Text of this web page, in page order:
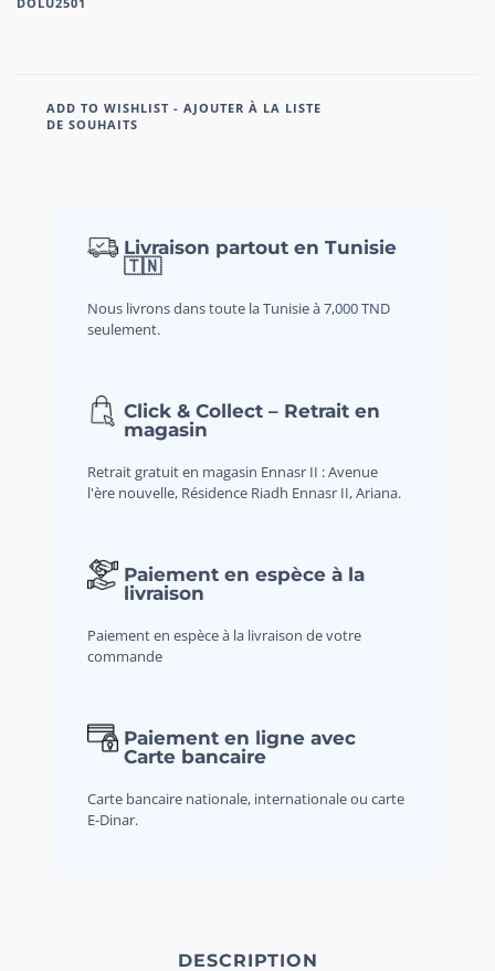
ADD TO WISHLIST - AJOUTER À LA LISTE
DE SOUHAITS
Livraison partout en Tunisie
🇹🇳
Nous livrons dans toute la Tunisie à 7,000 TND
seulement.
Click & Collect – Retrait en
magasin
Retrait gratuit en magasin Ennasr II : Avenue
l'ère nouvelle, Résidence Riadh Ennasr II, Ariana.
Paiement en espèce à la
livraison
Paiement en espèce à la livraison de votre
commande
Paiement en ligne avec
Carte bancaire
Carte bancaire nationale, internationale ou carte
E-Dinar.